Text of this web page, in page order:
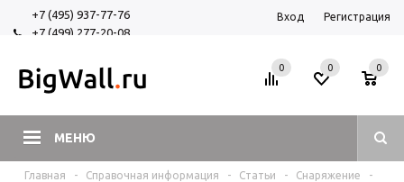
+7 (495) 937-77-76
+7 (499) 277-20-08
Вход Регистрация
МЕНЮ
0 0
0
Главная - Справочная информация - Статьи - Снаряжение
-